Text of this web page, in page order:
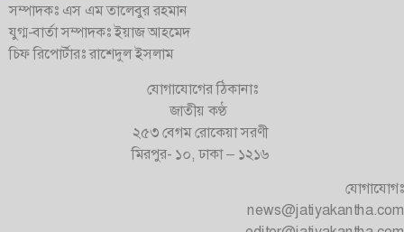
সম্পাদকঃ এস এম তালেবুর রহমান
যুগ্ম-বার্তা সম্পাদকঃ ইয়াজ আহমেদ
চিফ রিপোর্টারঃ রাশেদুল ইসলাম
যোগাযোগের ঠিকানাঃ
জাতীয় কণ্ঠ
২৫৩ বেগম রোকেয়া সরণী
মিরপুর- ১০, ঢাকা – ১২১৬
যোগাযোগঃ
news@jatiyakantha.com